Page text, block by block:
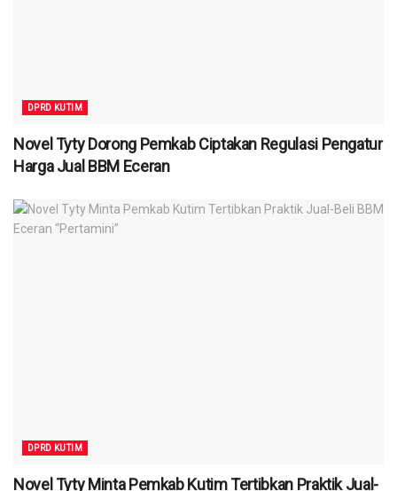
DPRD KUTIM
Novel Tyty Dorong Pemkab Ciptakan Regulasi Pengatur
Harga Jual BBM Eceran
DPRD KUTIM
Novel Tyty Minta Pemkab Kutim Tertibkan Praktik Jual-